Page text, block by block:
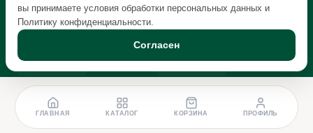
ГЛАВНАЯ КАТАЛОГ КОРЗИНА ПРОФИЛЬ
вы принимаете условия обработки персональных данных и
Политику конфиденциальности.
Согласен